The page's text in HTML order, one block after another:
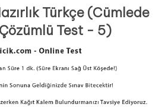
Türkçe (Cümlede
Test - 5)